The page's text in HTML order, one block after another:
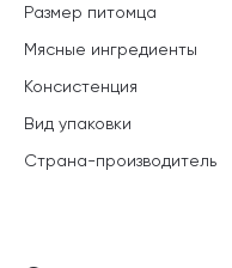
Размер питомца
Мясные ингредиенты
Консистенция
Вид упаковки
Страна-производитель